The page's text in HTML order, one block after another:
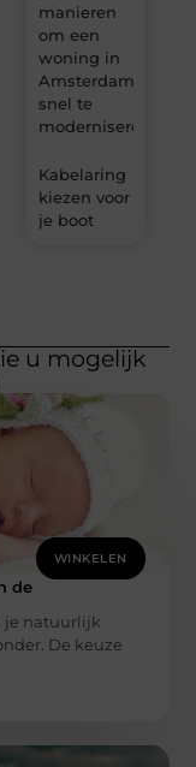
manieren
om een
woning in
Amsterdam
snel te
moderniseren
Kabelaring
kiezen voor
je boot
u mogelijk
WINKELEN
de
je natuurlijk
De keuze